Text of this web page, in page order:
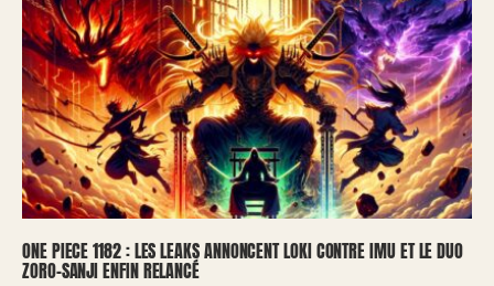
ONE PIECE 1182 : LES LEAKS ANNONCENT LOKI CONTRE IMU ET LE DUO
ZORO-SANJI ENFIN RELANCÉ